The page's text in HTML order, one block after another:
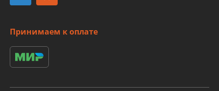
Принимаем к оплате